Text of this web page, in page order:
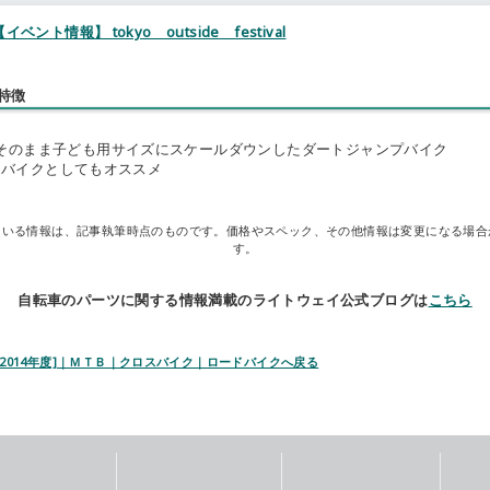
イベント情報】 tokyo outside festival
徴
のまま子ども用サイズにスケールダウンしたダートジャンプバイク
イクとしてもオススメ
る情報は、記事執筆時点のものです。価格やスペック、その他情報は変更になる場
す。
自転車のパーツに関する情報満載のライトウェイ公式ブログはこちら
年度]｜ＭＴＢ｜クロスバイク｜ロードバイクへ戻る